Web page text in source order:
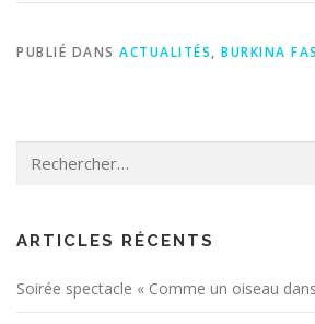
PUBLIÉ DANS ACTUALITÉS, BURKINA
ARTICLES RÉCENTS
Soirée spectacle « Comme un oiseau